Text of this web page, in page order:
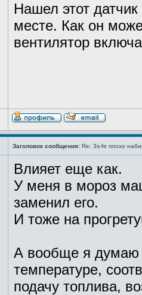
Нашел этот
месте. Как он
вентилятор
Заголовок сообщения: Re: 3s-fe плохо
Влияет еще как.
У меня в мороз
заменил его.
И тоже на
А вообще я думаю
температуре,
подачу топлива,